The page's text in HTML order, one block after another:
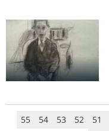
51
52
53
54
55